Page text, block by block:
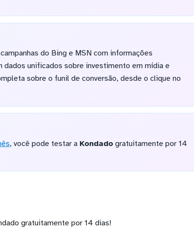
do Bing e MSN com informações
unificados sobre investimento em mídia e
sobre o funil de conversão, desde o clique no
, você pode testar a Kondadogratuitamente por 14
gratuitamente por 14 dias!